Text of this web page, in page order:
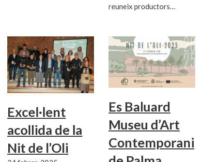
reuneix productors…
Excel·lent
acollida de la
Nit de l’Oli
Es Baluard
Museu d’Art
Contemporani